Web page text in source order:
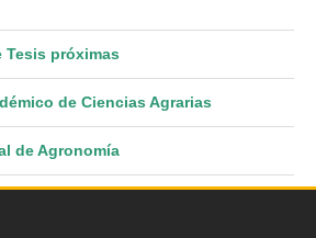
Tesis próximas
de Ciencias Agrarias
de Agronomía